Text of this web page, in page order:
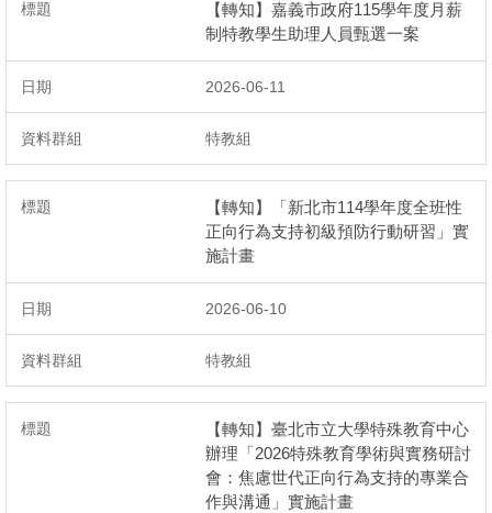
【轉知】嘉義市政府115學年度月薪
制特教學生助理人員甄選一案
2026-06-11
特教組
【轉知】「新北市114學年度全班性
正向行為支持初級預防行動研習」實
施計畫
2026-06-10
特教組
【轉知】臺北市立大學特殊教育中心
辦理「2026特殊教育學術與實務研討
會：焦慮世代正向行為支持的專業合
作與溝通」實施計畫